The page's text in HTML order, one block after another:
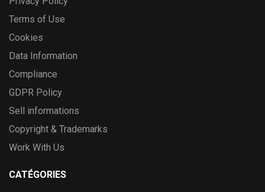
Terms of Use
Cookies
Data Information
Compliance
GDPR Policy
Sell informations
Copyright & Trademarks
Work With Us
CATÉGORIES